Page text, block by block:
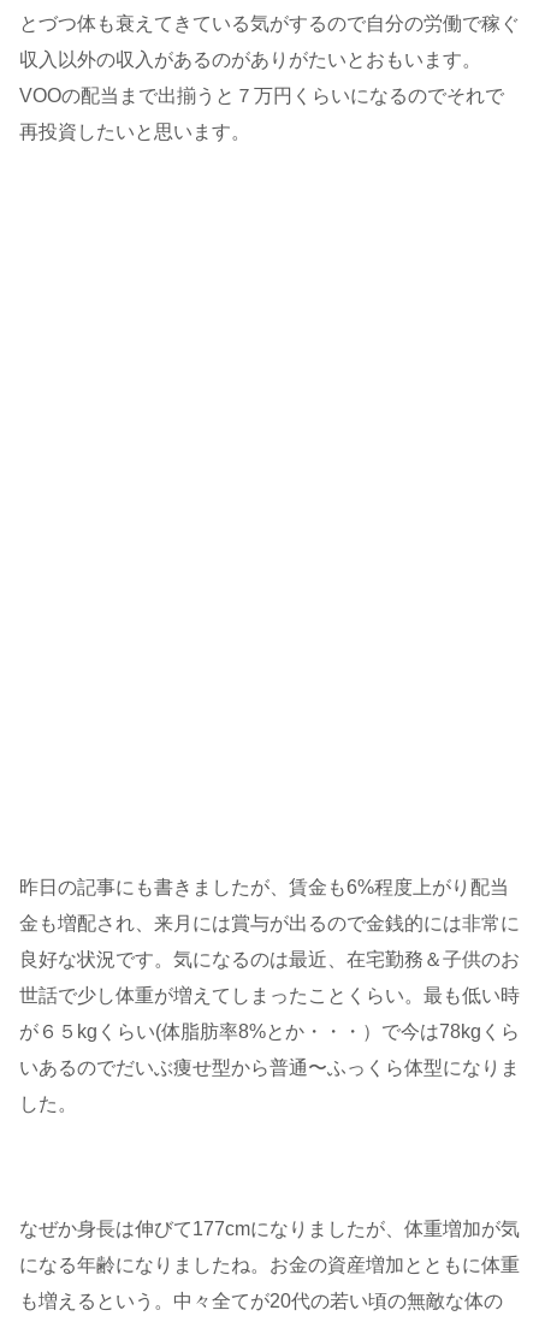
とづつ体も衰えてきている気がするので自分の労働で稼ぐ
収入以外の収入があるのがありがたいとおもいます。
VOOの配当まで出揃うと７万円くらいになるのでそれで
再投資したいと思います。
昨日の記事にも書きましたが、賃金も6%程度上がり配当
金も増配され、来月には賞与が出るので金銭的には非常に
良好な状況です。気になるのは最近、在宅勤務＆子供のお
世話で少し体重が増えてしまったことくらい。最も低い時
が６５kgくらい(体脂肪率8%とか・・・）で今は78kgくら
いあるのでだいぶ痩せ型から普通〜ふっくら体型になりま
した。
なぜか身長は伸びて177cmになりましたが、体重増加が気
になる年齢になりましたね。お金の資産増加とともに体重
も増えるという。中々全てが20代の若い頃の無敵な体の